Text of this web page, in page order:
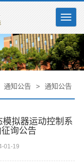
通知公告 > 通知公告
拟器运动控制系
询公告
01-19